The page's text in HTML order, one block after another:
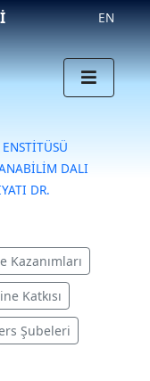
EN
DALI
DR.
Kazanımları
Katkısı
Şubeleri